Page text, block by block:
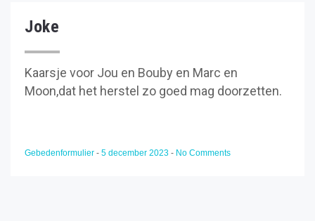
Joke
Kaarsje voor Jou en Bouby en Marc en
Moon,dat het herstel zo goed mag doorzetten.
Gebedenformulier - 5 december 2023 - No Comments